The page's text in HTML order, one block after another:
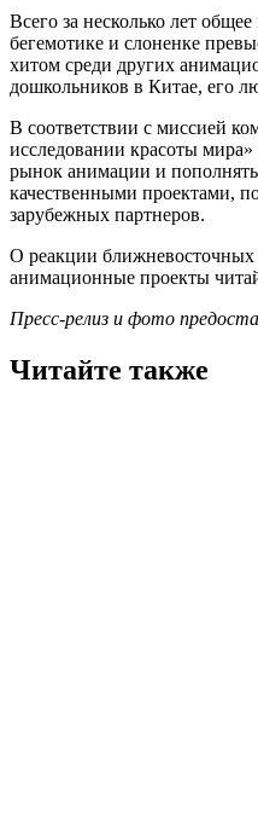
Всего за несколько лет
бегемотике и слоненке
хитом среди других
дошкольников в Китае, его
В соответствии с миссией
исследовании красоты
рынок анимации и
качественными проектами,
зарубежных партнеров.
О реакции ближневосточных
анимационные проекты
Пресс-релиз и фото
Читайте также